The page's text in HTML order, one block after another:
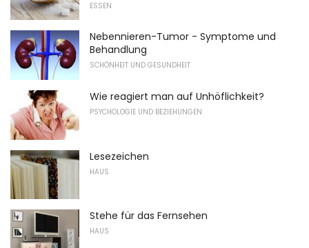
ESSEN
Nebennieren-Tumor - Symptome und
Behandlung
SCHÖNHEIT UND GESUNDHEIT
Wie reagiert man auf Unhöflichkeit?
PSYCHOLOGIE UND BEZIEHUNGEN
Lesezeichen
HAUS
Stehe für das Fernsehen
HAUS